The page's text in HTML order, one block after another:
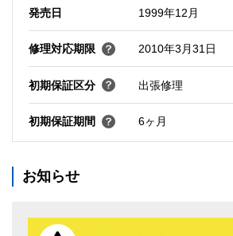
発売日 1999年12月
修理対応期限 2010年3月31日
初期保証区分 出張修理
初期保証期間 6ヶ月
お知らせ